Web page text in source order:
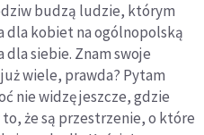
budzą ludzie, którym
dla kobiet na ogólnopolską
dla siebie. Znam swoje
wiele, prawda? Pytam
nie widzę jeszcze, gdzie
że są przestrzenie, o które